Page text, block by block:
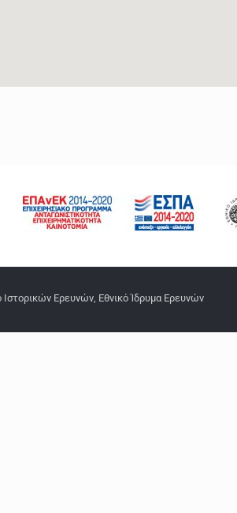
Ιστορικών Ερευνών, Εθνικό Ίδρυμα Ερευνών